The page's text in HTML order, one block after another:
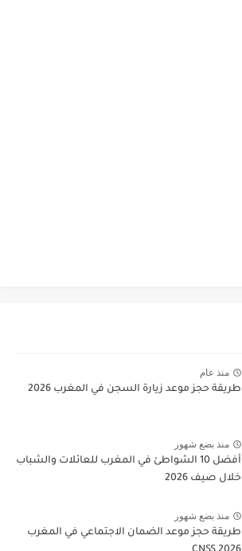
منذ عام
طريقة حجز موعد زيارة السجن في المغرب 2026
منذ بضع شهور
أفضل 10 الشواطئ في المغرب للعائلات والشباب
خلال صيف 2026
منذ بضع شهور
طريقة حجز موعد الضمان الاجتماعي في المغرب